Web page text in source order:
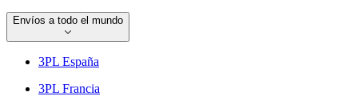
Envíos a todo el mundo
3PL España
3PL Francia